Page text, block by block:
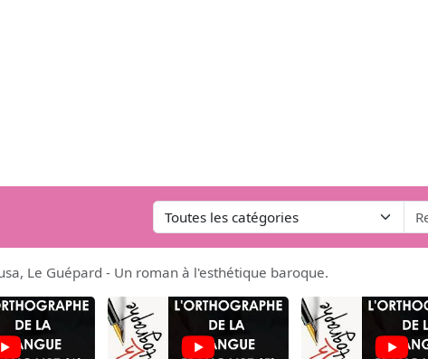
Le Guépard - Un roman à l'esthétique baroque.